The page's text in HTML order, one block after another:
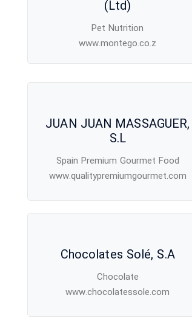
(Ltd)
Pet Nutrition
www.montego.co.z
JUAN JUAN MASSAGUER,
S.L
Spain Premium Gourmet Food
www.qualitypremiumgourmet.com
Chocolates Solé, S.A
Chocolate
www.chocolatessole.com